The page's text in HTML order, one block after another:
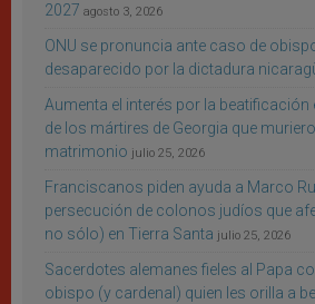
2027 agosto 3, 2026
ONU se pronuncia ante caso de
desaparecido por la dictadura
Aumenta el interés por la beatificación
de los mártires de Georgia que
matrimonio julio 25, 2026
Franciscanos piden ayuda a Marco
persecución de colonos judíos que
no sólo) en Tierra Santa julio 25, 2026
Sacerdotes alemanes fieles al Papa
obispo (y cardenal) quien les orilla a